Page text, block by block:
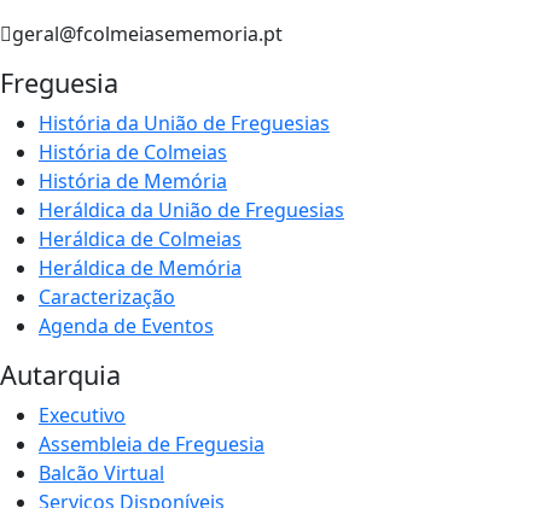
geral@fcolmeiasememoria.pt
Freguesia
História da União de Freguesias
História de Colmeias
História de Memória
Heráldica da União de Freguesias
Heráldica de Colmeias
Heráldica de Memória
Caracterização
Agenda de Eventos
Autarquia
Executivo
Assembleia de Freguesia
Balcão Virtual
Serviços Disponíveis